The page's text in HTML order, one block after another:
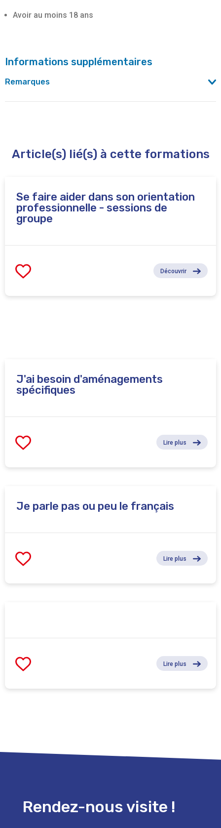
Avoir au moins 18 ans
Informations supplémentaires
Remarques
Article(s) lié(s) à cette formations
Se faire aider dans son orientation
professionnelle - sessions de
groupe
Découvrir
J'ai besoin d'aménagements
spécifiques
Lire plus
Je parle pas ou peu le français
Lire plus
Lire plus
Rendez-nous visite !